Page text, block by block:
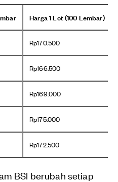
Harga 1 Lot (100 Lembar)
Rp170.500
Rp166.500
Rp169.000
Rp175.000
Rp172.500
BSI berubah setiap